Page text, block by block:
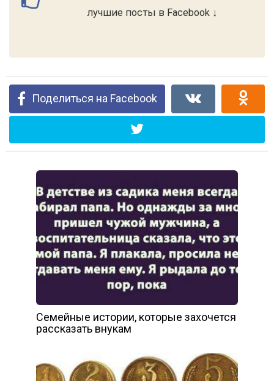
лучшие посты в Facebook ↓
Поделиться на Facebook
Семейные истории, которые захочется
рассказать внукам